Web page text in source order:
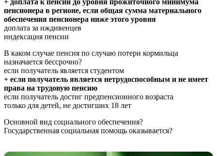
+ доплата к пенсии до уровня прожиточного минимума
пенсионера в регионе, если общая сумма материального
обеспечения пенсионера ниже этого уровня
доплата за иждивенцев
индексация пенсии
В каком случае пенсия по случаю потери кормильца
назначается бессрочно?
если получатель является студентом
+ если получатель является нетрудоспособным и не имеет
права на трудовую пенсию
если получатель достиг предпенсионного возраста
только для детей, не достигших 18 лет
Основной вид социального обеспечения?
Государственная социальная помощь оказывается?